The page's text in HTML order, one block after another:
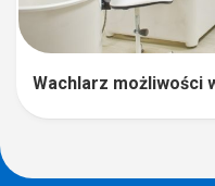
Wachlarz możliwości